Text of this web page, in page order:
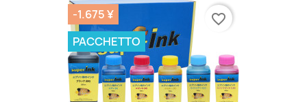
-1.675 ¥
PACCHETTO
favorite_border